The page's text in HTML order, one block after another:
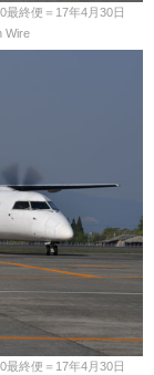
終便＝17年4月30日
Wire
最終便＝17年4月30日